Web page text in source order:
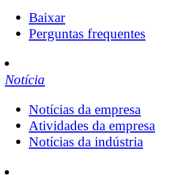
Baixar
Perguntas frequentes
Notícia
Notícias da empresa
Atividades da empresa
Notícias da indústria